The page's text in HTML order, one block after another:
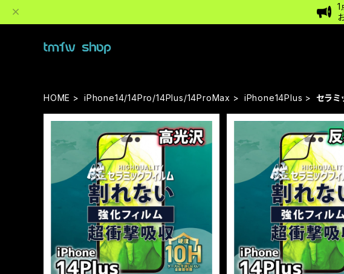
HOME iPhone14/14Pro/14Plus/14ProMax iPhone14Plus セラミ